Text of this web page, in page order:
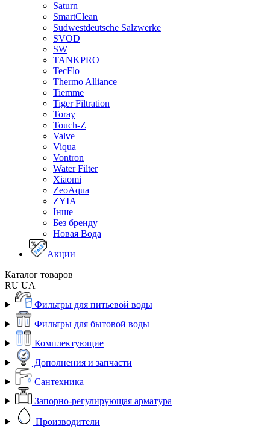
Saturn
SmartClean
Sudwestdeutsche Salzwerke
SVOD
SW
TANKPRO
TecFlo
Thermo Alliance
Tiemme
Tiger Filtration
Toray
Touch-Z
Valve
Viqua
Vontron
Water Filter
Xiaomi
ZeoAqua
ZYIA
Інше
Без бренду
Новая Вода
Акции
Каталог товаров
RU UA
Фильтры для питьевой воды
Фильтры для бытовой воды
Комплектующие
Дополнения и запчасти
Сантехника
Запорно-регулирующая арматура
Производители